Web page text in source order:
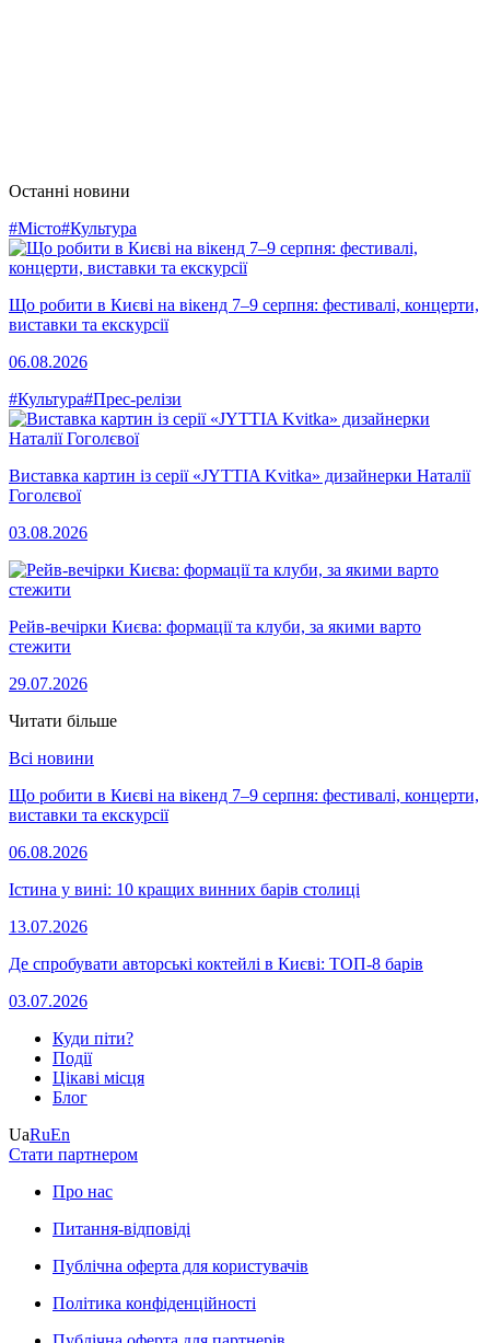
Останні новини
#Місто#Культура
Що робити в Києві на вікенд 7–9 серпня: фестивалі, концерти,
виставки та екскурсії
06.08.2026
#Культура#Прес-релізи
Виставка картин із серії «JYTTIA Kvitka» дизайнерки Наталії
Гоголєвої
03.08.2026
Рейв-вечірки Києва: формації та клуби, за якими варто
стежити
29.07.2026
Читати більше
Всі новини
Що робити в Києві на вікенд 7–9 серпня: фестивалі, концерти,
виставки та екскурсії
06.08.2026
Істина у вині: 10 кращих винних барів столиці
13.07.2026
Де спробувати авторські коктейлі в Києві: ТОП-8 барів
03.07.2026
Куди піти?
Події
Цікаві місця
Блог
UaRuEn
Стати партнером
Про нас
Питання-відповіді
Публічна оферта для користувачів
Політика конфіденційності